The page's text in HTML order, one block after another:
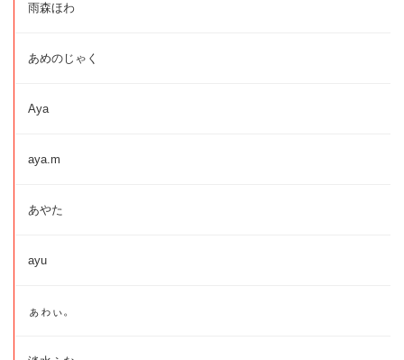
雨森ほわ
あめのじゃく
Aya
aya.m
あやた
ayu
ぁゎぃ。